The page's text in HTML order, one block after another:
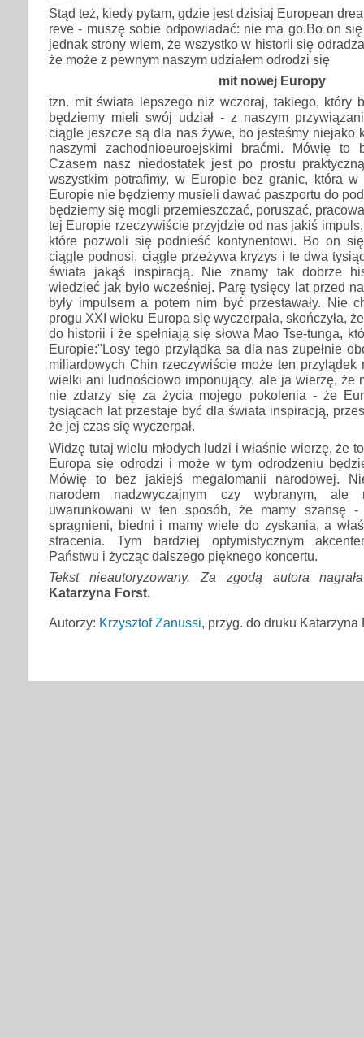
Stąd też, kiedy pytam, gdzie jest dzisiaj European
reve - muszę sobie odpowiadać: nie ma go.Bo on
jednak strony wiem, że wszystko w historii się
że może z pewnym naszym udziałem odrodzi się
mit nowej Europy
tzn. mit świata lepszego niż wczoraj, takiego, który
będziemy mieli swój udział - z naszym
ciągle jeszcze są dla nas żywe, bo jesteśmy niejako
naszymi zachodnioeuroejskimi braćmi. Mówię to
Czasem nasz niedostatek jest po prostu
wszystkim potrafimy, w Europie bez granic, która
Europie nie będziemy musieli dawać paszportu do
będziemy się mogli przemieszczać, poruszać,
tej Europie rzeczywiście przyjdzie od nas jakiś
które pozwoli się podnieść kontynentowi. Bo on
ciągle podnosi, ciągle przeżywa kryzys i te dwa
świata jakąś inspiracją. Nie znamy tak dobrze
wiedzieć jak było wcześniej. Parę tysięcy lat przed
były impulsem a potem nim być przestawały. Nie
progu XXI wieku Europa się wyczerpała, skończyła,
do historii i że spełniają się słowa Mao Tse-tunga,
Europie:"Losy tego przylądka sa dla nas zupełnie
miliardowych Chin rzeczywiście może ten
wielki ani ludnościowo imponujący, ale ja wierzę, że
nie zdarzy się za życia mojego pokolenia - że
tysiącach lat przestaje być dla świata inspiracją,
że jej czas się wyczerpał.
Widzę tutaj wielu młodych ludzi i właśnie wierzę, że
Europa się odrodzi i może w tym odrodzeniu
Mówię to bez jakiejś megalomanii narodowej.
narodem nadzwyczajnym czy wybranym, ale
uwarunkowani w ten sposób, że mamy szansę
spragnieni, biedni i mamy wiele do zyskania, a
stracenia. Tym bardziej optymistycznym
Państwu i życząc dalszego pięknego koncertu.
Tekst nieautoryzowany. Za zgodą autora
Katarzyna Forst.
Autorzy: Krzysztof Zanussi, przyg. do druku Katarzyna